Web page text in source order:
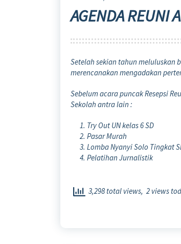
AGENDA REUNI
Setelah sekian tahun meluluskan
merencanakan mengadakan
Sebelum acara puncak Resepsi
Sekolah antra lain :
Try Out UN kelas 6 SD
Pasar Murah
Lomba Nyanyi Solo Tingkat
Pelatihan Jurnalistik
3,298 total views, 2 views